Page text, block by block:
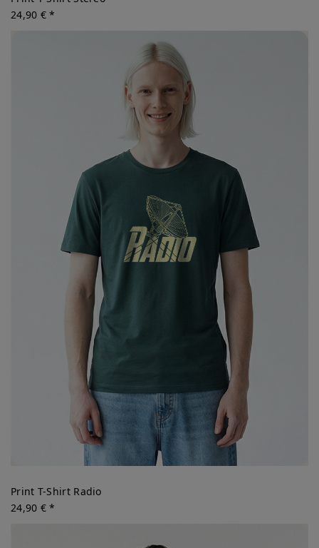
24,90 € *
Print T-Shirt Radio
24,90 € *